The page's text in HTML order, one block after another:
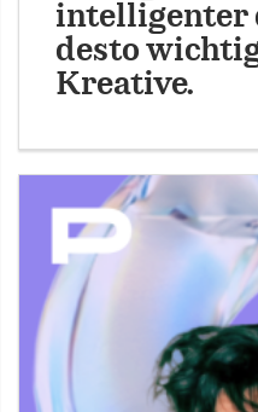
intelligenter
desto
Kreative.